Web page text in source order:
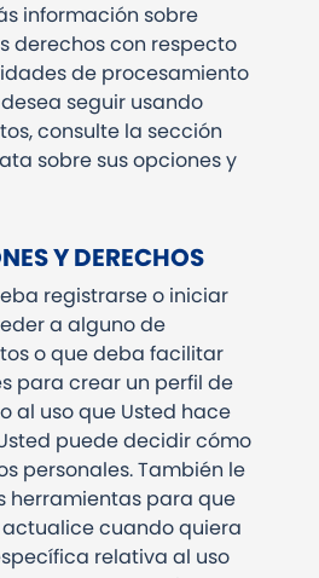
información sobre
derechos con respecto
de procesamiento
seguir usando
consulte la sección
sobre sus opciones y
Y DERECHOS
registrarse o iniciar
a alguno de
o que deba facilitar
para crear un perfil de
al uso que Usted hace
puede decidir cómo
personales. También le
herramientas para que
cuando quiera
relativa al uso